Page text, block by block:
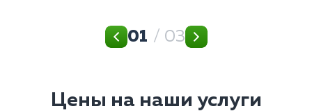
01 / 03
Цены на наши услуги